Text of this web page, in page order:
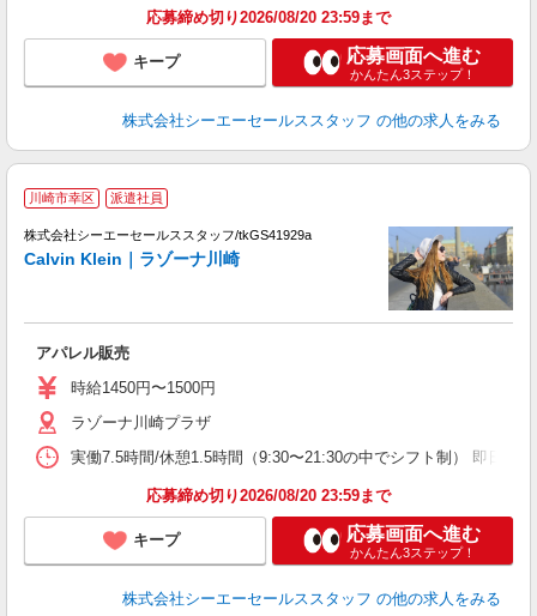
応募締め切り2026/08/20 23:59まで
キープ 応募画面へ進む
かんたん3ステップ！
株式会社シーエーセールススタッフ の他の求人をみる
川崎市幸区 派遣社員
株式会社シーエーセールススタッフ/tkGS41929a
Calvin Klein｜ラゾーナ川崎
アパレル販売
時給1450円〜1500円
ラゾーナ川崎プラザ
実働7.5時間/休憩1.5時間（9:30〜21:30の中でシフト制） 即日か
応募締め切り2026/08/20 23:59まで
キープ 応募画面へ進む
かんたん3ステップ！
株式会社シーエーセールススタッフ の他の求人をみる